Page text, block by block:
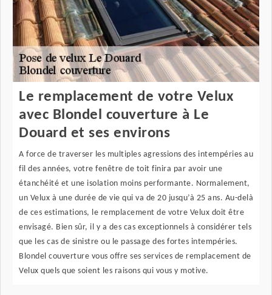
Le remplacement de votre Velux
avec Blondel couverture à Le
Douard et ses environs
A force de traverser les multiples agressions des intempéries au
fil des années, votre fenêtre de toit finira par avoir une
étanchéité et une isolation moins performante. Normalement,
un Velux à une durée de vie qui va de 20 jusqu’à 25 ans. Au-delà
de ces estimations, le remplacement de votre Velux doit être
envisagé. Bien sûr, il y a des cas exceptionnels à considérer tels
que les cas de sinistre ou le passage des fortes intempéries.
Blondel couverture vous offre ses services de remplacement de
Velux quels que soient les raisons qui vous y motive.